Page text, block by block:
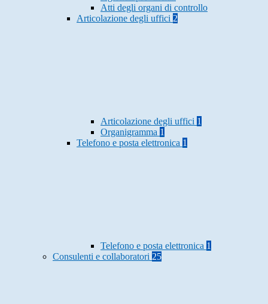
Atti degli organi di controllo
Articolazione degli uffici 2
Articolazione degli uffici 1
Organigramma 1
Telefono e posta elettronica 1
Telefono e posta elettronica 1
Consulenti e collaboratori 25